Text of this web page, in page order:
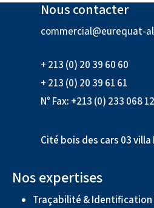
Nous contacter
commercial@eurequat-
+ 213 (0) 20 39 60 60
+ 213 (0) 20 39 61 61
N° Fax: +213 (0) 233 068 12
Cité bois des cars 03 villa
Nos expertises
Traçabilité &